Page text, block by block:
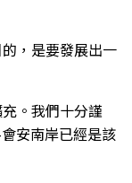
，是要發展出一
。我們十分謹
安南岸已經是該